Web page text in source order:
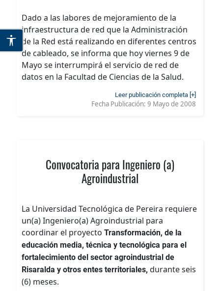
Dado a las labores de mejoramiento de la
infraestructura de red que la Administración
de la Red está realizando en diferentes centros
de cableado, se informa que hoy viernes 9 de
Mayo se interrumpirá el servicio de red de
datos en la Facultad de Ciencias de la Salud.
Leer publicación completa [+]
Fecha Publicación: 9 Mayo de 2008
Convocatoria para Ingeniero (a)
Agroindustrial
La Universidad Tecnológica de Pereira requiere
un(a) Ingeniero(a) Agroindustrial para
coordinar el proyecto Transformación, de la
educación media, técnica y tecnológica para el
fortalecimiento del sector agroindustrial de
Risaralda y otros entes territoriales, durante seis
(6) meses.